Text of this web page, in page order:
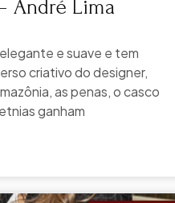
André Lima
e suave e tem
criativo do designer,
as penas, o casco
ganham